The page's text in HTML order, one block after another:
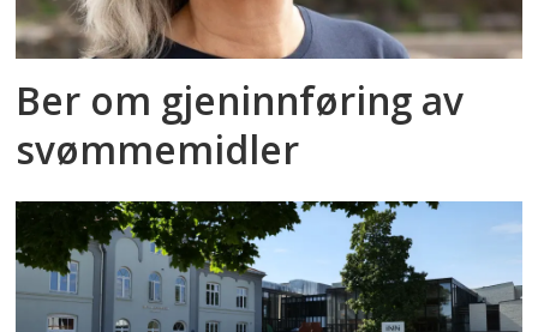
Ber om gjeninnføring av
svømmemidler